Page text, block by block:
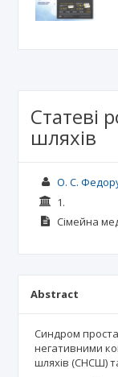
Статеві
шляхів
О. С.
1.
Сімейна
Abstract
Синдром
негативними
шляхів (СНСШ)